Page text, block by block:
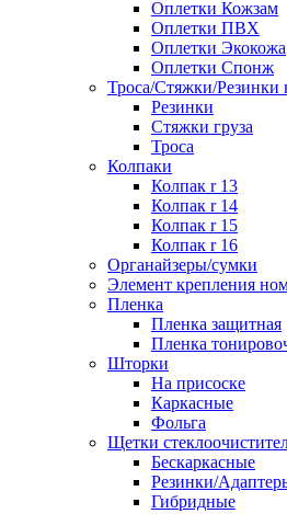
Оплетки Кожзам
Оплетки ПВХ
Оплетки Экокожа
Оплетки Спонж
Троса/Стяжки/Резинки
Резинки
Стяжки груза
Троса
Колпаки
Колпак r 13
Колпак r 14
Колпак r 15
Колпак r 16
Органайзеры/сумки
Элемент крепления
Пленка
Пленка защитная
Пленка
Шторки
На присоске
Каркасные
Фольга
Щетки
Бескаркасные
Резинки/
Гибридные